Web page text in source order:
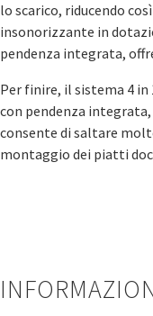
lo scarico, riducendo
insonorizzante in
pendenza integrata,
Per finire, il sistema 4
con pendenza
consente di saltare
montaggio dei piatti